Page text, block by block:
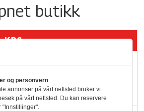
butikk
pris når elbilister
velger ladestopp
og personvern
annonser på vårt nettsted bruker vi
på vårt nettsted. Du kan reservere
"Innstillinger".